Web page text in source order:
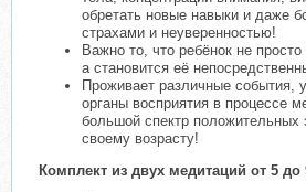
обретать новые навыки и даже
страхами и неуверенностью!
Важно то, что ребёнок не просто
а становится её
Проживает различные события,
органы восприятия в процессе
большой спектр положительных
своему возрасту!
Комплект из двух медитаций от 5 до